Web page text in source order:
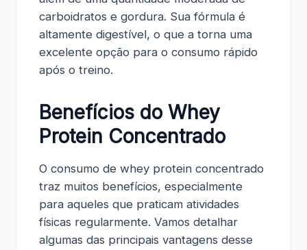
carboidratos e gordura. Sua fórmula é
altamente digestível, o que a torna uma
excelente opção para o consumo rápido
após o treino.
Benefícios do Whey
Protein Concentrado
O consumo de whey protein concentrado
traz muitos benefícios, especialmente
para aqueles que praticam atividades
físicas regularmente. Vamos detalhar
algumas das principais vantagens desse